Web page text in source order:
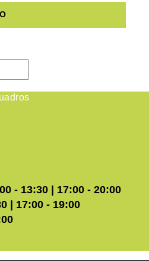
- 13:30 | 17:00 - 20:00
| 17:00 - 19:00